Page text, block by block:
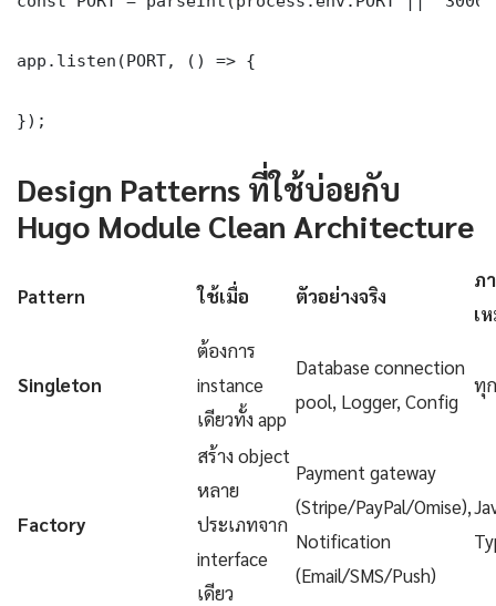
app.listen(PORT, () => {
});
Design Patterns ที่ใช้บ่อยกับ
Hugo Module Clean Architecture
Pattern ใช้เมื่อ ตัวอย่างจริง
ภ
เ
Singleton
ต้องการ
instance
เดียวทั้ง app
Database connection
pool, Logger, Config
ทุ
Factory
สร้าง object
หลาย
ประเภทจาก
interface
เดียว
Payment gateway
(Stripe/PayPal/Omise),
Notification
(Email/SMS/Push)